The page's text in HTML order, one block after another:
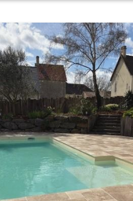
réalisation vous